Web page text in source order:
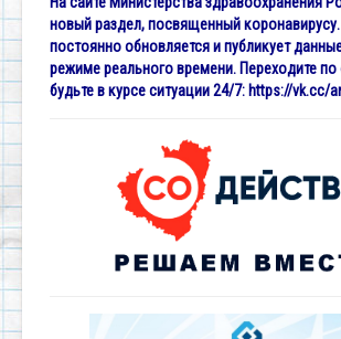
новый раздел, посвященный
постоянно обновляется и публикует
режиме реального времени. Переходите по
будьте в курсе ситуации 24/7: https://vk.cc/